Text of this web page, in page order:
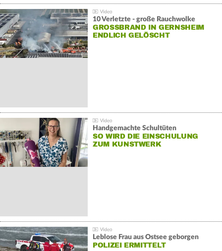
10 Verletzte - große Rauchwolke
GROSSBRAND IN GERNSHEIM E
NDLICH GELÖSCHT
Handgemachte Schultüten
SO WIRD DIE EINSCHULUNG
ZUM KUNSTWERK
Leblose Frau aus Ostsee geborgen
POLIZEI ERMITTELT